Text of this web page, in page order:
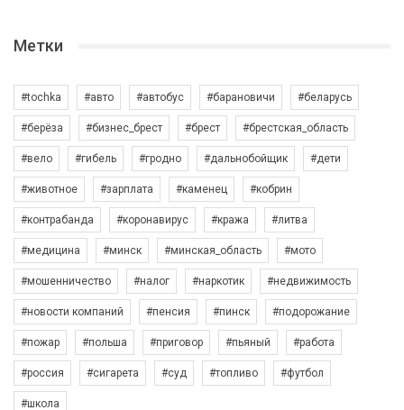
Метки
#tochka #авто #автобус #барановичи #беларусь
#берёза #бизнес_брест #брест #брестская_область
#вело #гибель #гродно #дальнобойщик #дети
#животное #зарплата #каменец #кобрин
#контрабанда #коронавирус #кража #литва
#медицина #минск #минская_область #мото
#мошенничество #налог #наркотик #недвижимость
#новости компаний #пенсия #пинск #подорожание
#пожар #польша #приговор #пьяный #работа
#россия #сигарета #суд #топливо #футбол
#школа